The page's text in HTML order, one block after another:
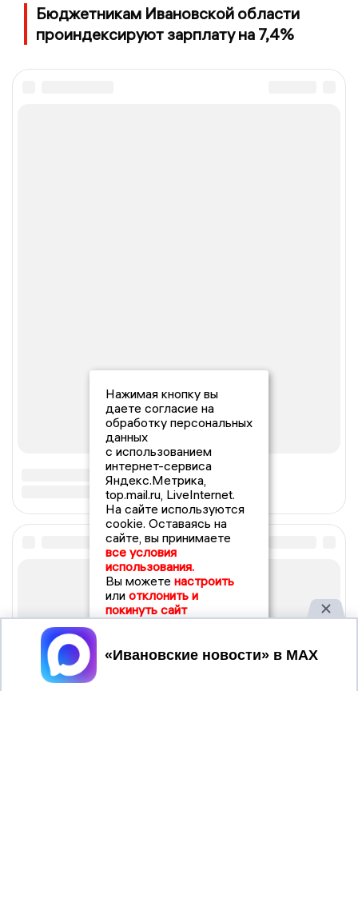
Бюджетникам Ивановской области
проиндексируют зарплату на 7,4%
Нажимая кнопку вы
даете согласие на
обработку персональных
данных
с использованием
интернет-сервиса
Яндекс.Метрика,
top.mail.ru, LiveInternet.
На сайте используются
cookie. Оставаясь на
сайте, вы принимаете
все условия
использования.
Вы можете настроить
или отклонить и
покинуть сайт
Принять